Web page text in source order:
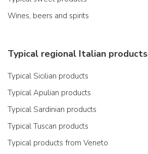
Wines, beers and spirits
Typical regional Italian products
Typical Sicilian products
Typical Apulian products
Typical Sardinian products
Typical Tuscan products
Typical products from Veneto